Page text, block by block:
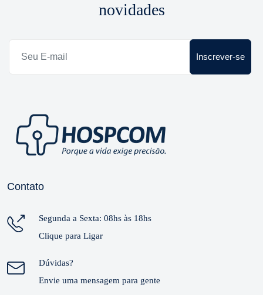
novidades
Inscrever-se
Contato
Segunda a Sexta: 08hs às 18hs
Clique para Ligar
Dúvidas?
Envie uma mensagem para gente